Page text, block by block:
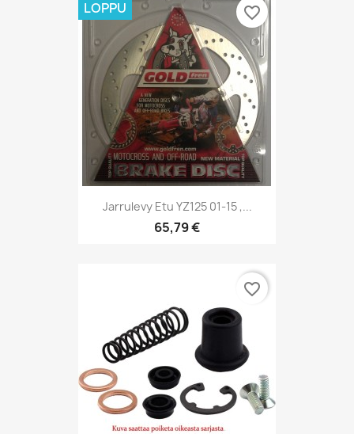
Jarrulevy Etu YZ125 01-15 ,...
65,79 €
LOPPU favorite_border
favorite_border